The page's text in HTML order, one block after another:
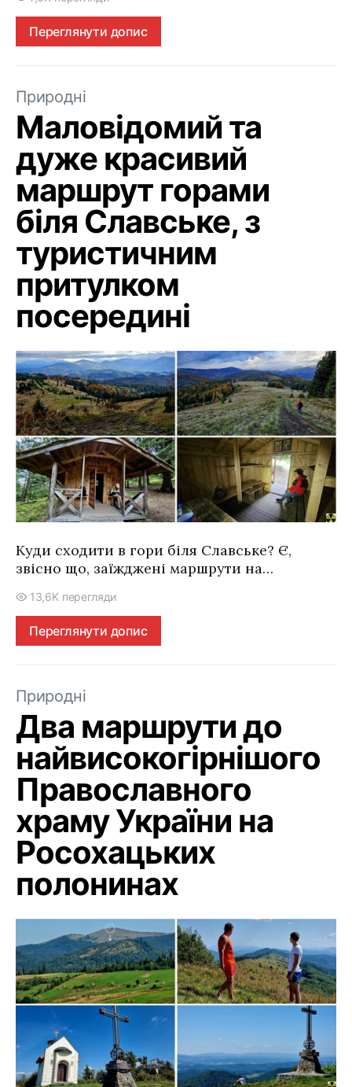
Переглянути допис
Природні
Маловідомий та
дуже красивий
маршрут горами
біля Славське, з
туристичним
притулком
посередині
Куди сходити в гори біля Славське? Є,
звісно що, заїжджені маршрути на…
13,6K перегляди
Переглянути допис
Природні
Два маршрути до
найвисокогірнішого
Православного
храму України на
Росохацьких
полонинах